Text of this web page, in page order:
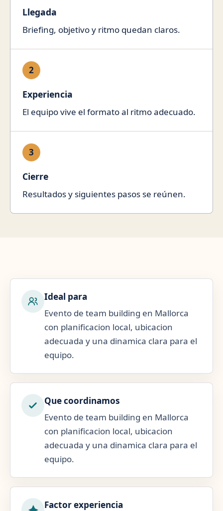
Llegada
Briefing, objetivo y ritmo quedan claros.
2
Experiencia
El equipo vive el formato al ritmo adecuado.
3
Cierre
Resultados y siguientes pasos se reúnen.
Ideal para
Evento de team building en Mallorca
con planificacion local, ubicacion
adecuada y una dinamica clara para el
equipo.
Que coordinamos
Evento de team building en Mallorca
con planificacion local, ubicacion
adecuada y una dinamica clara para el
equipo.
Factor experiencia